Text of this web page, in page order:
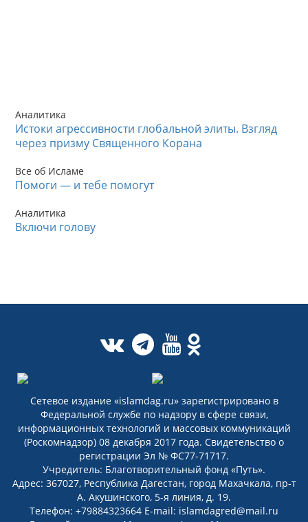
Аналитика
Истоки агрессивности глобальной элиты. Взгляд
через призму Священного Корана
Все об Исламе
Помоги — и тебе помогут
Аналитика
Включи голову
Сетевое издание «islamdag.ru» зарегистрировано в
Федеральной службе по надзору в сфере связи,
информационных технологий и массовых коммуникаций
(Роскомнадзор) 08 декабря 2017 года. Свидетельство о
регистрации Эл № ФС77-71717.
Учредитель: Благотворительный фонд «Путь».
Адрес: 367027, Республика Дагестан, город Махачкала, пр-т
А. Акушинского, 5-я линия, д. 19.
Телефон: +79884323664 E-mail: islamdagred@mail.ru